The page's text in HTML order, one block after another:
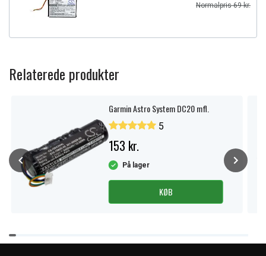
Normalpris 69 kr.
Relaterede produkter
Garmin Astro System DC20 mfl.
5
153 kr.
På lager
KØB
Item
1